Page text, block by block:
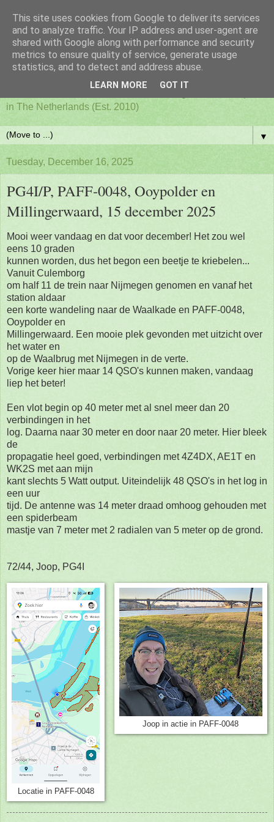
PAFF - Ham Radio & Flora
and Fauna Netherlands
in The Netherlands (Est. 2010)
▼
Tuesday, December 16, 2025
PG4I/P, PAFF-0048, Ooypolder en
Millingerwaard, 15 december 2025
Mooi weer vandaag en dat voor december! Het zou wel
eens 10 graden
kunnen worden, dus het begon een beetje te kriebelen...
Vanuit Culemborg
om half 11 de trein naar Nijmegen genomen en vanaf het
station aldaar
een korte wandeling naar de Waalkade en PAFF-0048,
Ooypolder en
Millingerwaard. Een mooie plek gevonden met uitzicht over
het water en
op de Waalbrug met Nijmegen in de verte.
Vorige keer hier maar 14 QSO's kunnen maken, vandaag
liep het beter!
Een vlot begin op 40 meter met al snel meer dan 20
verbindingen in het
log. Daarna naar 30 meter en door naar 20 meter. Hier bleek
de
propagatie heel goed, verbindingen met 4Z4DX, AE1T en
WK2S met aan mijn
kant slechts 5 Watt output. Uiteindelijk 48 QSO's in het log in
een uur
tijd. De antenne was 14 meter draad omhoog gehouden met
een spiderbeam
mastje van 7 meter met 2 radialen van 5 meter op de grond.
72/44, Joop, PG4I
Locatie in PAFF-0048
Joop in actie in PAFF-0048
This site uses cookies from Google to deliver its services
and to analyze traffic. Your IP address and user-agent are
shared with Google along with performance and security
metrics to ensure quality of service, generate usage
statistics, and to detect and address abuse.
LEARN MORE GOT IT